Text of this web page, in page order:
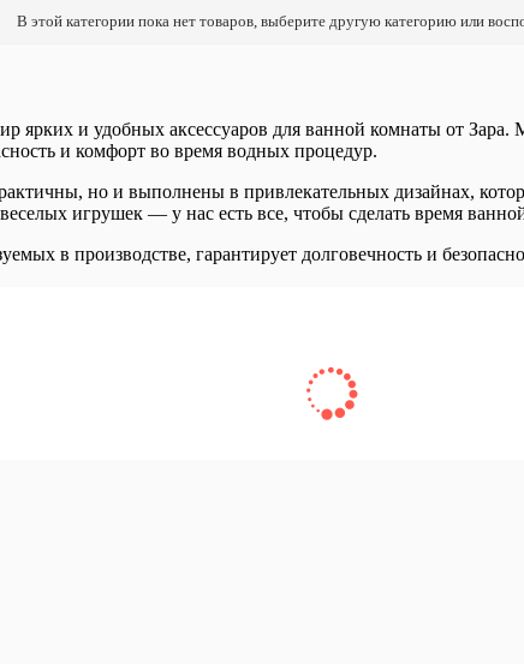
В этой категории пока нет товаров, выберите другую категорию или
ярких и удобных аксессуаров для ванной комнаты от
и комфорт во время водных процедур.
но и выполнены в привлекательных дизайнах,
игрушек — у нас есть все, чтобы сделать время
в производстве, гарантирует долговечность и